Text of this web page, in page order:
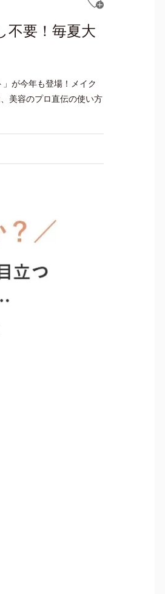
不要！毎夏大
が今年も登場！メイク
美容のプロ直伝の使い方